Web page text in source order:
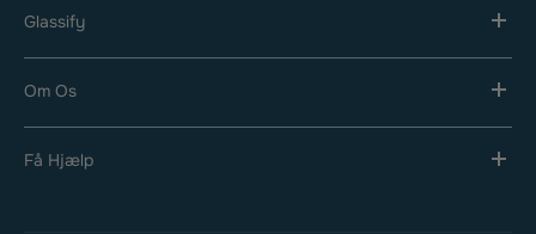
Glassify
Om Os
Få Hjælp